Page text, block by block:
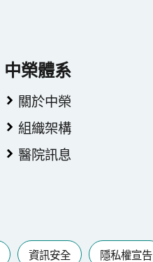
中榮體系
關於中榮
組織架構
醫院訊息
資訊安全 隱私權宣告